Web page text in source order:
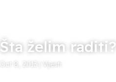
Šta želim raditi?
Oct 8, 2013 Vijesti